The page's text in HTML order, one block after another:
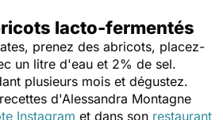
lacto-fermentés
prenez des abricots, placez-
un litre d'eau et 2% de sel.
plusieurs mois et dégustez.
d'Alessandra Montagne
Instagram et dans son restaurant